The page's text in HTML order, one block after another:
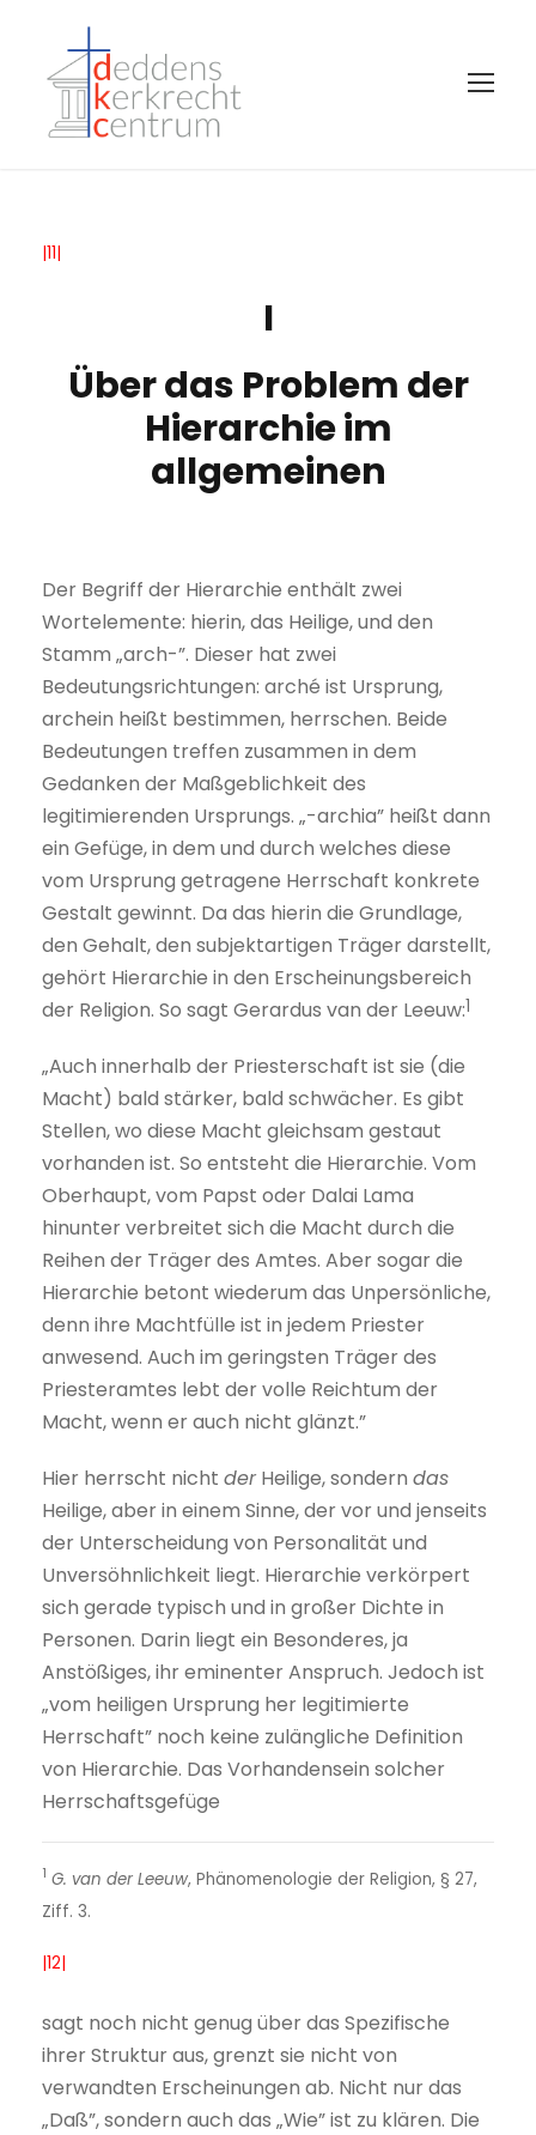
|11|
I
Über das Problem der
Hierarchie im
allgemeinen
Der Begriff der Hierarchie enthält zwei
Wortelemente: hierin, das Heilige, und den
Stamm „arch-”. Dieser hat zwei
Bedeutungsrichtungen: arché ist Ursprung,
archein heißt bestimmen, herrschen. Beide
Bedeutungen treffen zusammen in dem
Gedanken der Maßgeblichkeit des
legitimierenden Ursprungs. „-archia” heißt dann
ein Gefüge, in dem und durch welches diese
vom Ursprung getragene Herrschaft konkrete
Gestalt gewinnt. Da das hierin die Grundlage,
den Gehalt, den subjektartigen Träger darstellt,
gehört Hierarchie in den Erscheinungsbereich
der Religion. So sagt Gerardus van der Leeuw:1
„Auch innerhalb der Priesterschaft ist sie (die
Macht) bald stärker, bald schwächer. Es gibt
Stellen, wo diese Macht gleichsam gestaut
vorhanden ist. So entsteht die Hierarchie. Vom
Oberhaupt, vom Papst oder Dalai Lama
hinunter verbreitet sich die Macht durch die
Reihen der Träger des Amtes. Aber sogar die
Hierarchie betont wiederum das Unpersönliche,
denn ihre Machtfülle ist in jedem Priester
anwesend. Auch im geringsten Träger des
Priesteramtes lebt der volle Reichtum der
Macht, wenn er auch nicht glänzt.”
Hier herrscht nicht derHeilige, sondern das
Heilige, aber in einem Sinne, der vor und jenseits
der Unterscheidung von Personalität und
Unversöhnlichkeit liegt. Hierarchie verkörpert
sich gerade typisch und in großer Dichte in
Personen. Darin liegt ein Besonderes, ja
Anstößiges, ihr eminenter Anspruch. Jedoch ist
„vom heiligen Ursprung her legitimierte
Herrschaft” noch keine zulängliche Definition
von Hierarchie. Das Vorhandensein solcher
Herrschaftsgefüge
1 G. van der Leeuw, Phänomenologie der Religion, § 27,
Ziff. 3.
|12|
sagt noch nicht genug über das Spezifische
ihrer Struktur aus, grenzt sie nicht von
verwandten Erscheinungen ab. Nicht nur das
„Daß”, sondern auch das „Wie” ist zu klären. Die